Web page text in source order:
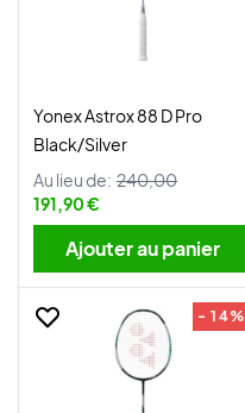
Yonex Astrox 88 D Pro
Black/Silver
Au lieu de: 240,00
191,90 €
Ajouter au panier
- 14%